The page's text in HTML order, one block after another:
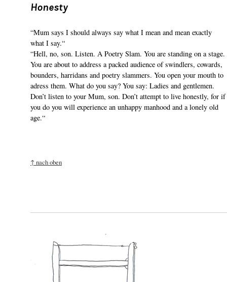
Honesty
“Mum says I should always say what I mean and mean exactly
what I say.“
“Hell, no, son. Listen. A Poetry Slam. You are standing on a stage.
You are about to address a packed audience of swindlers, cowards,
bounders, harridans and poetry slammers. You open your mouth to
adress them. What do you say? You say: Ladies and gentlemen.
Don’t listen to your Mum, son. Don’t attempt to live honestly, for if
you do you will experience an unhappy manhood and a lonely old
age.“
↑ nach oben